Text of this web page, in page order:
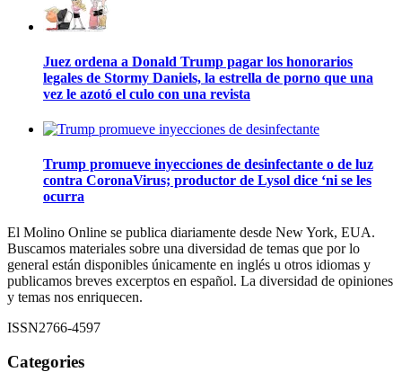
Juez ordena a Donald Trump pagar los honorarios
legales de Stormy Daniels, la estrella de porno que una
vez le azotó el culo con una revista
Trump promueve inyecciones de desinfectante o de luz
contra CoronaVirus; productor de Lysol dice ‘ni se les
ocurra
El Molino Online se publica diariamente desde New York, EUA.
Buscamos materiales sobre una diversidad de temas que por lo
general están disponibles únicamente en inglés u otros idiomas y
publicamos breves excerptos en español. La diversidad de opiniones
y temas nos enriquecen.
ISSN2766-4597
Categories